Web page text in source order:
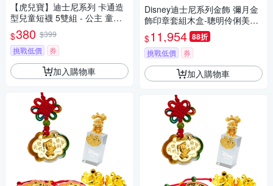
【虎兒寶】迪士尼系列 卡通造
型兒童短襪 5雙組 - 公主 童襪 (
DSP3494 )
$380 $399
挑戰低價
券
加入購物車
Disney迪士尼系列金飾 彌月金
飾印章套組木盒-聰明伶俐美妮
款-美妮造型印章 0.25錢
$11,954 88折
挑戰低價 券
加入購物車